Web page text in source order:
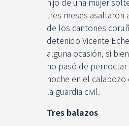
tres meses asaltaron
de los cantones
detenido Vicente
alguna ocasión, si
no pasó de pernoctar
noche en el
la guardia civil.
Tres balazos